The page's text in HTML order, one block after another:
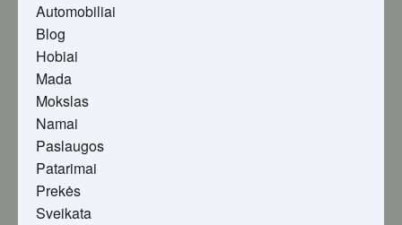
Automobiliai
Blog
Hobiai
Mada
Mokslas
Namai
Paslaugos
Patarimai
Prekės
Sveikata